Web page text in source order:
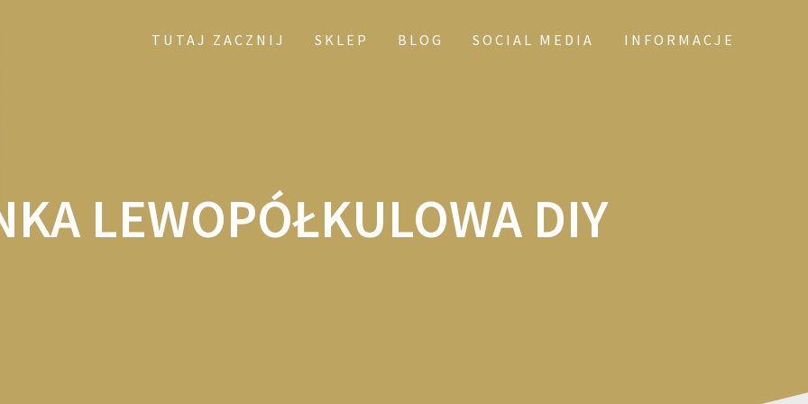
TUTAJ ZACZNIJ SKLEP BLOG SOCIAL MEDIA INFORMACJE
LEWOPÓŁKULOWA DIY